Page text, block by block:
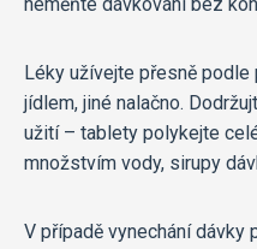
Léky užívejte přesně
jídlem, jiné nalačno.
užití – tablety polykejte
množstvím vody, sirupy
V případě vynechání